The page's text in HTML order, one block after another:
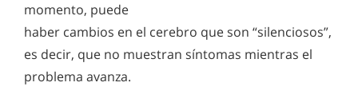
momento, puede
haber cambios en el cerebro que son “silenciosos”,
es decir, que no muestran síntomas mientras el
problema avanza.